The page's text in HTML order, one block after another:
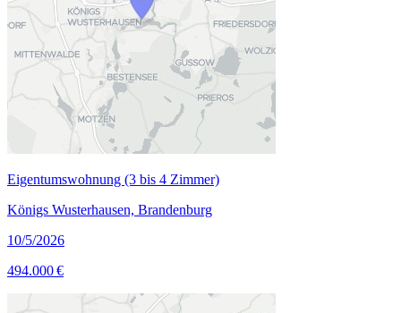
Eigentumswohnung (3 bis 4 Zimmer)
Königs Wusterhausen, Brandenburg
10/5/2026
494.000 €